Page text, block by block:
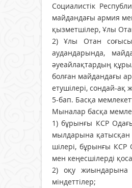
Социалистік
майдандағы армия
қызметшiлер, Ұлы
2) Ұлы Отан
аудандарында,
әуеайлақтардың
болған майдандағы
етушiлерi, сондай-
5-бап. Басқа
Мыналар басқа
1) бұрынғы КСР
мыл­дарына
шiлерi, бұрынғы КСР
мен кеңес­шiлердi
2) оқу жиындарына
мiндеттiлер;